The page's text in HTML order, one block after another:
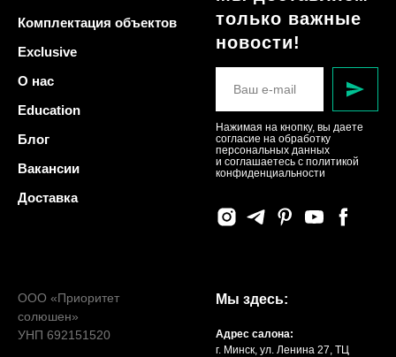
Комплектация объектов
Exclusive
О нас
Education
Блог
Вакансии
Доставка
только важные
новости!
Нажимая на кнопку, вы даете
согласие на обработку
персональных данных
и соглашаетесь c политикой
конфиденциальности
ООО «Приоритет
солюшен»
УНП 692151520
Мы здесь:
Адрес салона:
г. Минск, ул. Ленина 27, ТЦ